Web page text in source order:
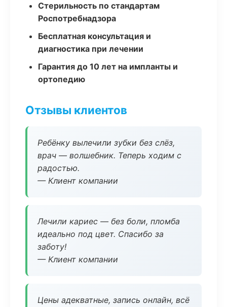
Стерильность по стандартам
Роспотребнадзора
Бесплатная консультация и
диагностика при лечении
Гарантия до 10 лет на импланты и
ортопедию
Отзывы клиентов
Ребёнку вылечили зубки без слёз,
врач — волшебник. Теперь ходим с
радостью.
— Клиент компании
Лечили кариес — без боли, пломба
идеально под цвет. Спасибо за
заботу!
— Клиент компании
Цены адекватные, запись онлайн, всё